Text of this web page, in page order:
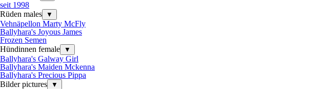
seit 1998
Rüden males
▼
Vehnäpellon Marty McFly
Ballyhara's Joyous James
Frozen Semen
Hündinnen female
▼
Ballyhara's Galway Girl
Ballyhara's Maiden Mckenna
Ballyhara's Precious Pippa
Bilder pictures
▼